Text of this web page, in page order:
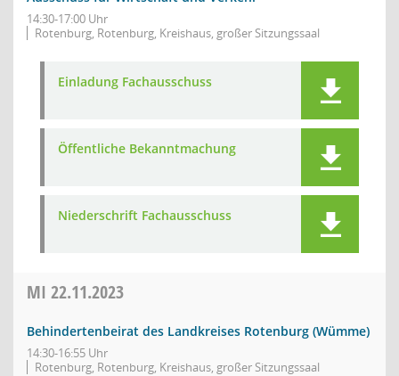
14:30-17:00 Uhr
Rotenburg, Rotenburg, Kreishaus, großer Sitzungssaal
Einladung Fachausschuss
Öffentliche Bekanntmachung
Niederschrift Fachausschuss
MI 22.11.2023
Behindertenbeirat des Landkreises Rotenburg (Wümme)
14:30-16:55 Uhr
Rotenburg, Rotenburg, Kreishaus, großer Sitzungssaal